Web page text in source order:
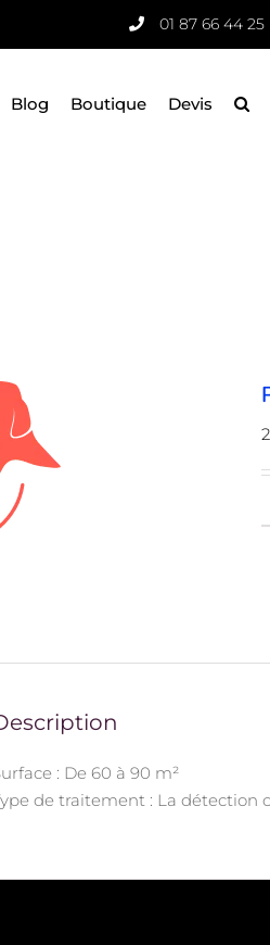
01 87 66 44 25
Blog Boutique Devis
: De 60 à 90 m²
de traitement : La détection